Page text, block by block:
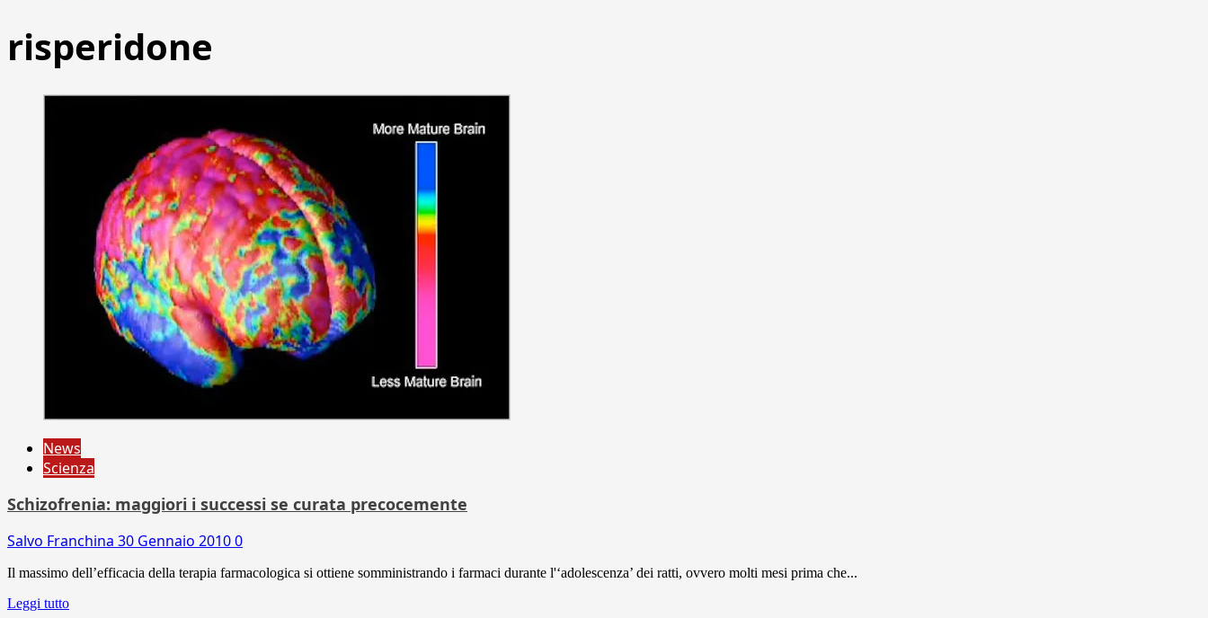
risperidone
News
Scienza
Schizofrenia: maggiori i successi se curata precocemente
Salvo Franchina 30 Gennaio 20100
Il massimo dell’efficacia della terapia farmacologica si ottiene somministrando i farmaci durante l'‘adolescenza’ dei ratti, ovvero molti mesi prima che...
Leggi tutto